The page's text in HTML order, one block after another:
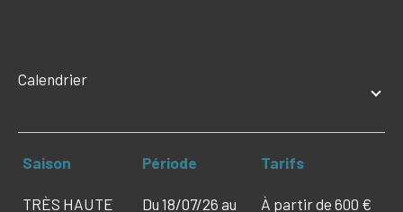
Calendrier
Saison Période Tarifs
TRÈS HAUTE
Du 18/07/26 au
À partir de 600 €